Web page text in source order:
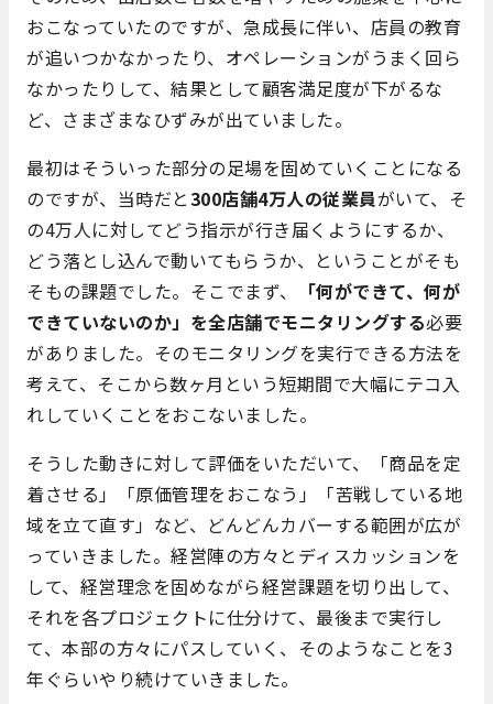
おこなっていたのですが、急成長に伴い、店員の教育
が追いつかなかったり、オペレーションがうまく回ら
なかったりして、結果として顧客満足度が下がるな
ど、さまざまなひずみが出ていました。
最初はそういった部分の足場を固めていくことになる
のですが、当時だと300店舗4万人の従業員がいて、そ
の4万人に対してどう指示が行き届くようにするか、
どう落とし込んで動いてもらうか、ということがそも
そもの課題でした。そこでまず、
「何ができて、何が
できていないのか」を全店舗でモニタリングする必要
がありました。そのモニタリングを実行できる方法を
考えて、そこから数ヶ月という短期間で大幅にテコ入
れしていくことをおこないました。
そうした動きに対して評価をいただいて、「商品を定
着させる」「原価管理をおこなう」「苦戦している地
域を立て直す」など、どんどんカバーする範囲が広が
っていきました。経営陣の方々とディスカッションを
して、経営理念を固めながら経営課題を切り出して、
それを各プロジェクトに仕分けて、最後まで実行し
て、本部の方々にパスしていく、そのようなことを3
年ぐらいやり続けていきました。